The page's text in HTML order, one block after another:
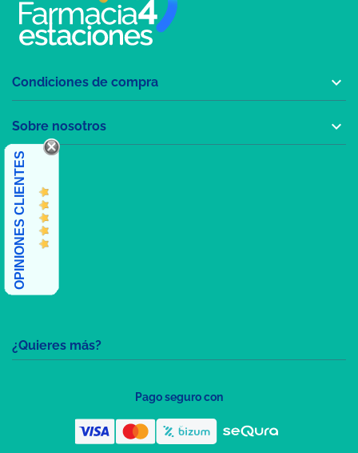
¿Quieres más?
Condiciones de compra 
Sobre nosotros 
OPINIONES CLIENTES
Pago seguro con